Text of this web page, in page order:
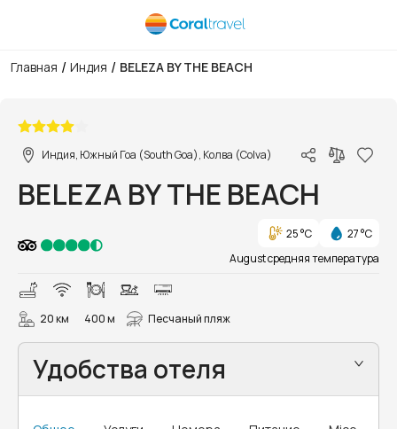
Главная / Индия / BELEZA BY THE BEACH
Индия, Южный Гоа (South Goa), Колва (Colva)
BELEZA BY THE BEACH
25 °C
27 °C
August средняя температура
20 км 400 м Песчаный пляж
Удобства отеля